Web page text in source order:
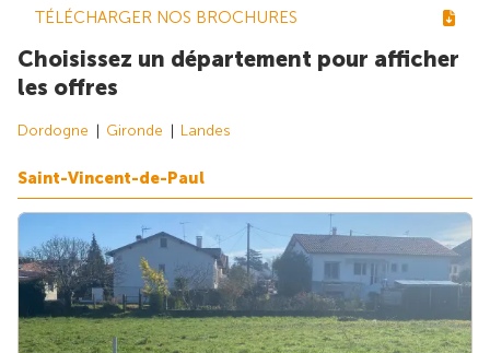
TÉLÉCHARGER NOS BROCHURES
Choisissez un département pour afficher
les offres
Dordogne Gironde Landes
Saint-Vincent-de-Paul